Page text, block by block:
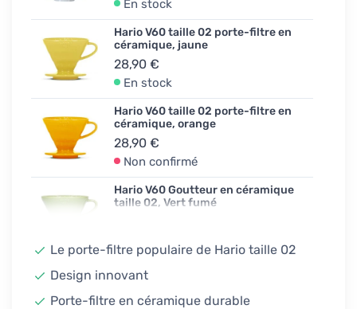
En stock
Hario V60 taille 02 porte-filtre en
céramique, jaune
28,90 €
En stock
Hario V60 taille 02 porte-filtre en
céramique, orange
28,90 €
Non confirmé
Hario V60 Goutteur en céramique
taille 02, Vert fumé
Hario V60 taille 02 porte-filtre en
céramique, rouge
28,90 €
Le porte-filtre populaire de Hario taille 02
Design innovant
Porte-filtre en céramique durable